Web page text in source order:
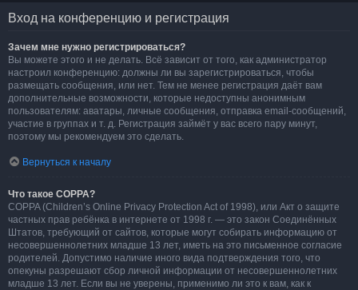
Вход на конференцию и регистрация
Зачем мне нужно регистрироваться?
Вы можете этого и не делать. Всё зависит от того, как администратор
настроил конференцию: должны ли вы зарегистрироваться, чтобы
размещать сообщения, или нет. Тем не менее регистрация даёт вам
дополнительные возможности, которые недоступны анонимным
пользователям: аватары, личные сообщения, отправка email-сообщений,
участие в группах и т. д. Регистрация займёт у вас всего пару минут,
поэтому мы рекомендуем это сделать.
Вернуться к началу
Что такое COPPA?
COPPA (Children’s Online Privacy Protection Act of 1998), или Акт о защите
частных прав ребёнка в интернете от 1998 г. — это закон Соединённых
Штатов, требующий от сайтов, которые могут собирать информацию от
несовершеннолетних младше 13 лет, иметь на это письменное согласие
родителей. Допустимо наличие иного вида подтверждения того, что
опекуны разрешают сбор личной информации от несовершеннолетних
младше 13 лет. Если вы не уверены, применимо ли это к вам, как к